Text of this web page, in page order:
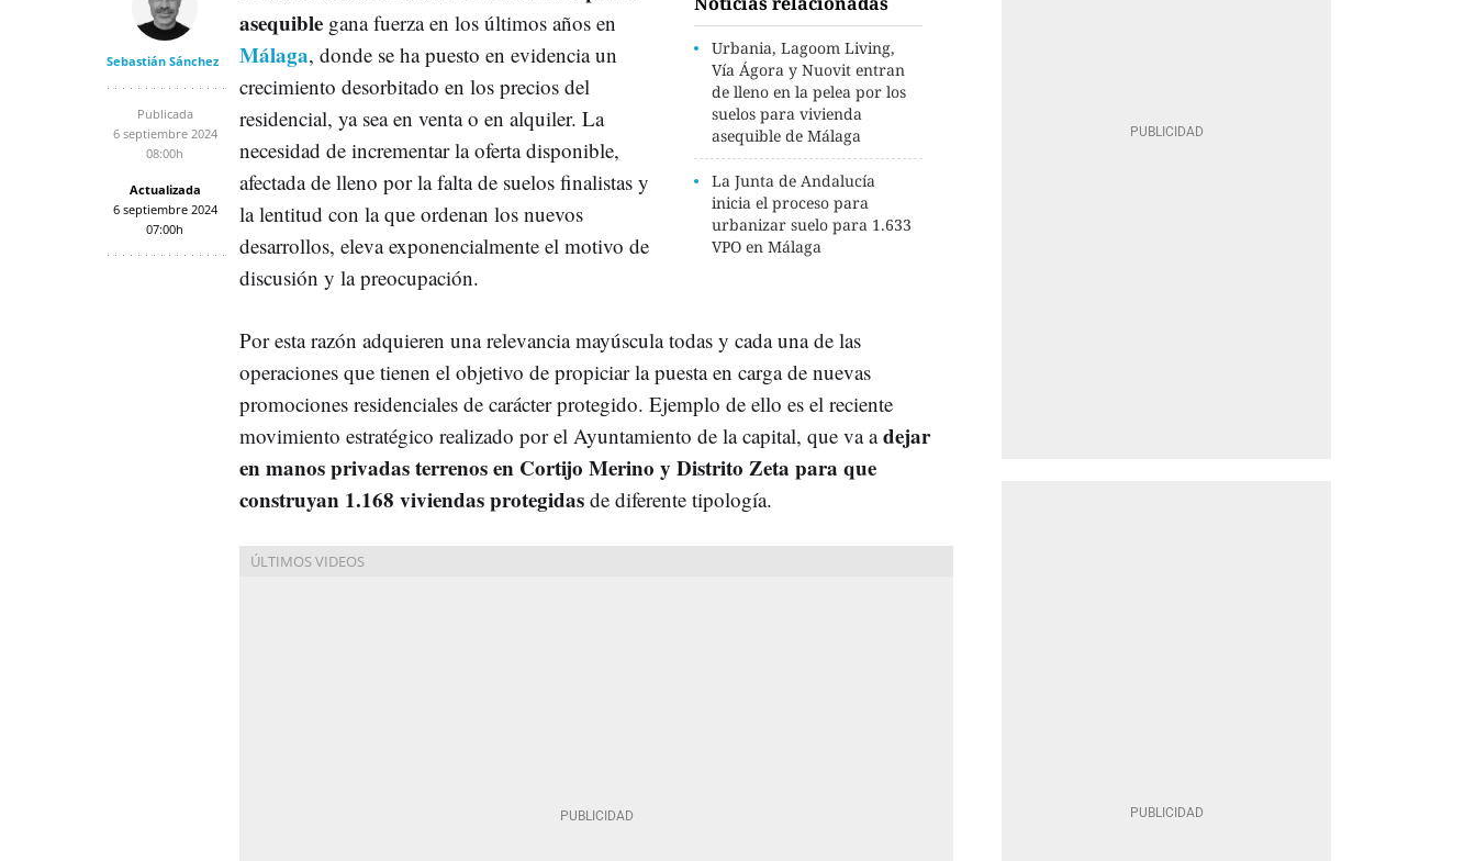
Sebastián Sánchez
Publicada
6 septiembre 2024
08:00h
Actualizada
6 septiembre 2024
07:00h
Urbania, Lagoom Living,
Vía Ágora y Nuovit entran
de lleno en la pelea por los
suelos para vivienda
asequible de Málaga
La Junta de Andalucía
inicia el proceso para
urbanizar suelo para 1.633
VPO en Málaga
asequible gana fuerza en los últimos años en
Málaga, donde se ha puesto en evidencia un
crecimiento desorbitado en los precios del
residencial, ya sea en venta o en alquiler. La
necesidad de incrementar la oferta disponible,
afectada de lleno por la falta de suelos finalistas y
la lentitud con la que ordenan los nuevos
desarrollos, eleva exponencialmente el motivo de
discusión y la preocupación.
Por esta razón adquieren una relevancia mayúscula todas y cada una de las
operaciones que tienen el objetivo de propiciar la puesta en carga de nuevas
promociones residenciales de carácter protegido. Ejemplo de ello es el reciente
movimiento estratégico realizado por el Ayuntamiento de la capital, que va adejar
en manos privadas terrenos en Cortijo Merino y Distrito Zeta para que
construyan 1.168 viviendas protegidas de diferente tipología.